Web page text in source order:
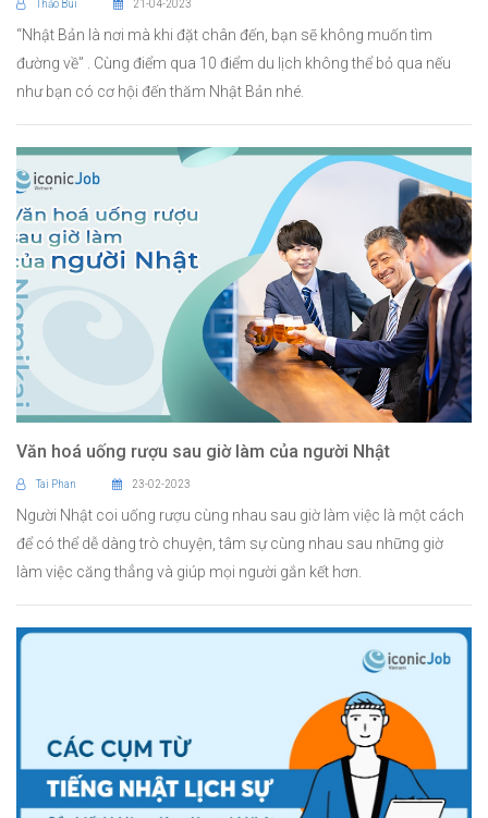
Thảo Bùi 21-04-2023
“Nhật Bản là nơi mà khi đặt chân đến, bạn sẽ không muốn tìm
đường về” . Cùng điểm qua 10 điểm du lịch không thể bỏ qua nếu
như bạn có cơ hội đến thăm Nhật Bản nhé.
Văn hoá uống rượu sau giờ làm của người Nhật
Tai Phan 23-02-2023
Người Nhật coi uống rượu cùng nhau sau giờ làm việc là một cách
để có thể dễ dàng trò chuyện, tâm sự cùng nhau sau những giờ
làm việc căng thẳng và giúp mọi người gắn kết hơn.